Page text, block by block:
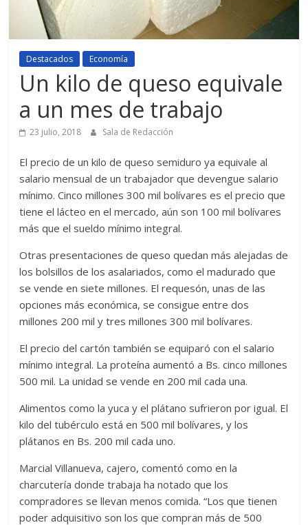
Destacados Economía
Un kilo de queso equivale
a un mes de trabajo
23 julio, 2018 Sala de Redacción
El precio de un kilo de queso semiduro ya equivale al
salario mensual de un trabajador que devengue salario
mínimo. Cinco millones 300 mil bolívares es el precio que
tiene el lácteo en el mercado, aún son 100 mil bolívares
más que el sueldo mínimo integral.
Otras presentaciones de queso quedan más alejadas de
los bolsillos de los asalariados, como el madurado que
se vende en siete millones. El requesón, unas de las
opciones más económica, se consigue entre dos
millones 200 mil y tres millones 300 mil bolívares.
El precio del cartón también se equiparó con el salario
mínimo integral. La proteína aumentó a Bs. cinco millones
500 mil. La unidad se vende en 200 mil cada una.
Alimentos como la yuca y el plátano sufrieron por igual. El
kilo del tubérculo está en 500 mil bolívares, y los
plátanos en Bs. 200 mil cada uno.
Marcial Villanueva, cajero, comentó como en la
charcutería donde trabaja ha notado que los
compradores se llevan menos comida. “Los que tienen
poder adquisitivo son los que compran más de 500